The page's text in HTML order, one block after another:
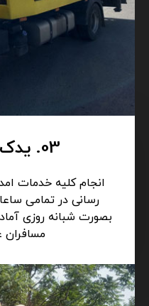
03. یدک کش تهران
انجام کلیه خدمات
رسانی در تمامی
بصورت شبانه روزی
مسافران